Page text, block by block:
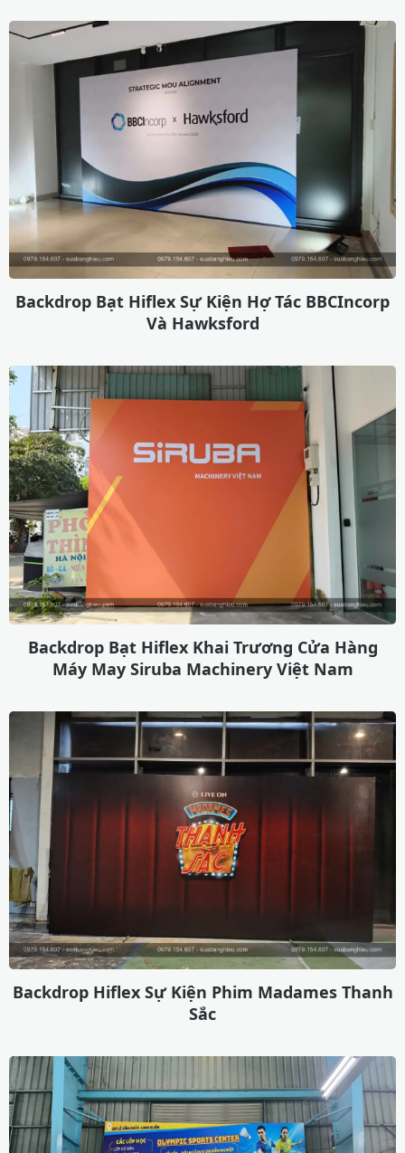
Backdrop Bạt Hiflex Sự Kiện Hợ Tác BBCIncorp
Và Hawksford
Backdrop Bạt Hiflex Khai Trương Cửa Hàng
Máy May Siruba Machinery Việt Nam
Backdrop Hiflex Sự Kiện Phim Madames Thanh
Sắc